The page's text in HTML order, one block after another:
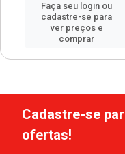
Faça seu login ou
cadastre-se para
ver preços e
comprar
Cadastre-se
ofertas!